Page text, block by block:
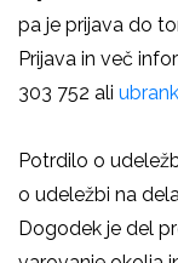
pa je prijava do
Prijava in več
303 752 ali
Potrdilo o
o udeležbi na
Dogodek je del